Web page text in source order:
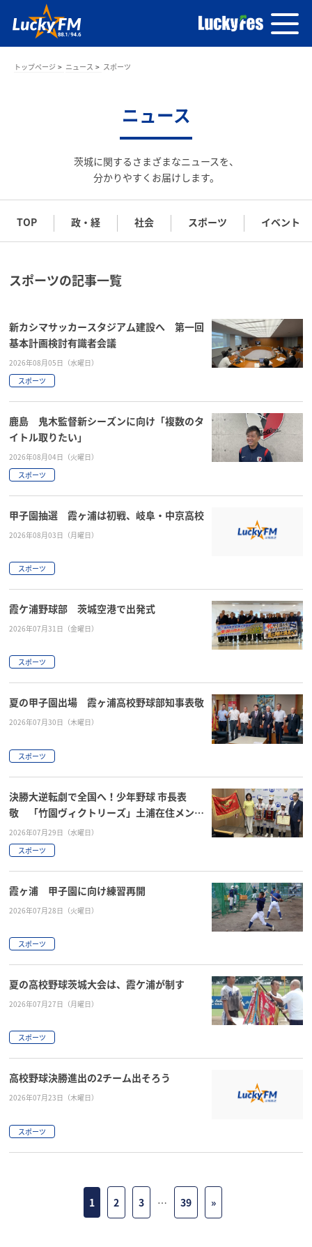
トップページ ニュース スポーツ
ニュース
茨城に関するさまざまなニュースを、
分かりやすくお届けします。
TOP 政・経 社会 スポーツ イベント
スポーツの記事一覧
新カシマサッカースタジアム建設へ 第一回
基本計画検討有識者会議
2026年08月05日（水曜日）
スポーツ
鹿島 鬼木監督新シーズンに向け「複数のタ
イトル取りたい」
2026年08月04日（火曜日）
スポーツ
甲子園抽選 霞ヶ浦は初戦、岐阜・中京高校
2026年08月03日（月曜日）
スポーツ
霞ケ浦野球部 茨城空港で出発式
2026年07月31日（金曜日）
スポーツ
夏の甲子園出場 霞ヶ浦高校野球部知事表敬
2026年07月30日（木曜日）
スポーツ
決勝大逆転劇で全国へ！少年野球 市長表
敬 「竹園ヴィクトリーズ」土浦在住メンバ
ー
2026年07月29日（水曜日）
スポーツ
霞ヶ浦 甲子園に向け練習再開
2026年07月28日（火曜日）
スポーツ
夏の高校野球茨城大会は、霞ケ浦が制す
2026年07月27日（月曜日）
スポーツ
高校野球決勝進出の2チーム出そろう
2026年07月23日（木曜日）
スポーツ
1 2 3 … 39 »